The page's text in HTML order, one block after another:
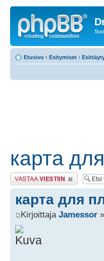
Etusivu ‹ Esitymiset ‹
карта
Lähetä vastaus
карта для
Kirjoittaja Jamessor